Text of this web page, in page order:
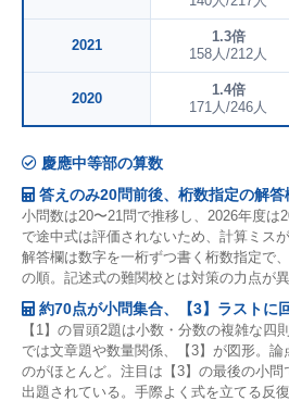
2021
1.3倍
158人/212人
2020
1.4倍
171人/246人
慶應中等部の算数
答えのみ20問前後、桁数指定の解答
小問数は20〜21問で推移し、2026年度は
で途中式は評価されないため、計算ミス
解答欄は数字を一桁ずつ書く桁数指定
の順。記述式の難関校とは対策の力点が異
約70点が小問集合、【3】ラストに
【1】の冒頭2題は小数・分数の複雑な四
では文章題や数量関係、【3】が図形。
のがほとんど。注目は【3】の最後の小
出題されている。手際よく式を立てる反復